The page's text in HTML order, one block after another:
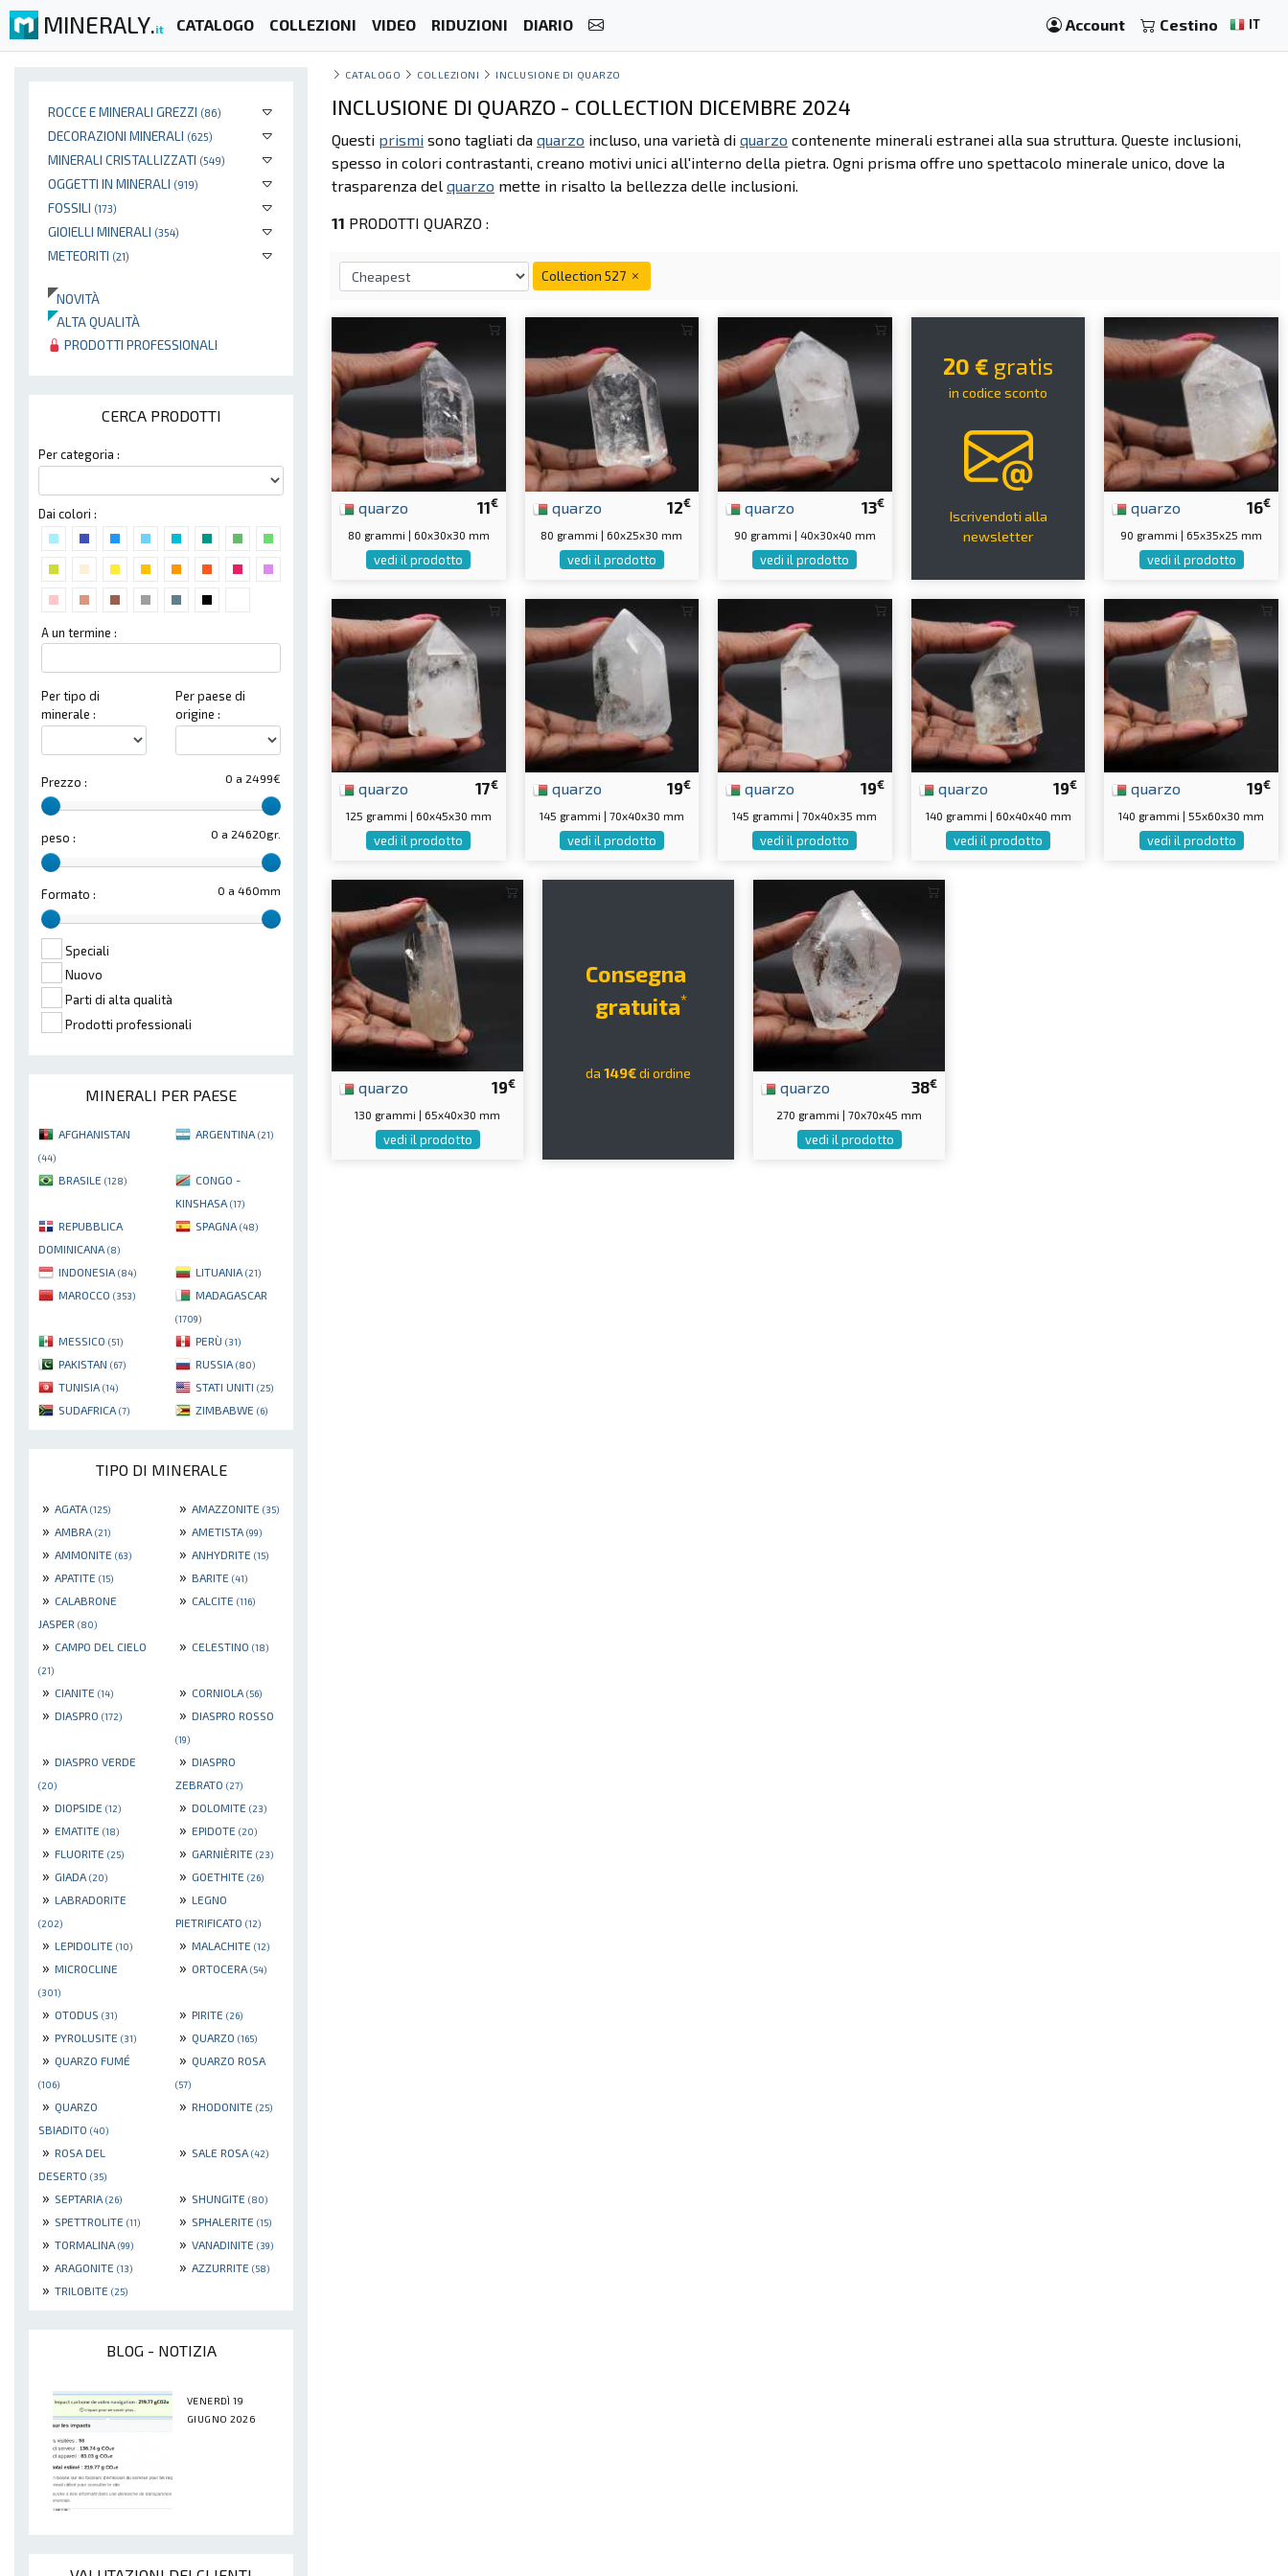
MINERALY.it CATALOGO COLLEZIONI VIDEO RIDUZIONI DIARIO Account Cestino IT
ROCCE E MINERALI GREZZI (86)
DECORAZIONI MINERALI (625)
MINERALI CRISTALLIZZATI (549)
OGGETTI IN MINERALI (919)
FOSSILI (173)
GIOIELLI MINERALI (354)
METEORITI (21)
NOVITÀ
ALTA QUALITÀ
PRODOTTI PROFESSIONALI
CERCA PRODOTTI
Per categoria :
Dai colori :
A un termine :
Per tipo di
minerale :
Per paese di
origine :
0 a 2499€
Prezzo :
0 a 24620gr.
peso :
0 a 460mm
Formato :
Speciali
Nuovo
Parti di alta qualità
Prodotti professionali
MINERALI PER PAESE
AFGHANISTAN
(44)
ARGENTINA (21)
BRASILE (128)
CONGO -
KINSHASA (17)
REPUBBLICA
DOMINICANA (8)
SPAGNA (48)
INDONESIA (84) LITUANIA (21)
MAROCCO (353) MADAGASCAR
(1709)
MESSICO (51) PERÙ (31)
PAKISTAN (67) RUSSIA (80)
TUNISIA (14) STATI UNITI (25)
SUDAFRICA (7) ZIMBABWE (6)
TIPO DI MINERALE
» AGATA (125) » AMAZZONITE (35)
» AMBRA (21) » AMETISTA (99)
» AMMONITE (63) » ANHYDRITE (15)
» APATITE (15) » BARITE (41)
» CALABRONE
JASPER (80)
» CALCITE (116)
» CAMPO DEL CIELO
(21)
» CELESTINO (18)
» CIANITE (14) » CORNIOLA (56)
» DIASPRO (172) » DIASPRO ROSSO
(19)
» DIASPRO VERDE
(20)
» DIASPRO
ZEBRATO (27)
» DIOPSIDE (12) » DOLOMITE (23)
» EMATITE (18) » EPIDOTE (20)
» FLUORITE (25) » GARNIÈRITE (23)
» GIADA (20) » GOETHITE (26)
» LABRADORITE
(202)
» LEGNO
PIETRIFICATO (12)
» LEPIDOLITE (10) » MALACHITE (12)
» MICROCLINE
(301)
» ORTOCERA (54)
» OTODUS (31) » PIRITE (26)
» PYROLUSITE (31) » QUARZO (165)
» QUARZO FUMÉ
(106)
» QUARZO ROSA
(57)
» QUARZO
SBIADITO (40)
» RHODONITE (25)
» ROSA DEL
DESERTO (35)
» SALE ROSA (42)
» SEPTARIA (26) » SHUNGITE (80)
» SPETTROLITE (11) » SPHALERITE (15)
» TORMALINA (99) » VANADINITE (39)
» ARAGONITE (13) » AZZURRITE (58)
» TRILOBITE (25)
BLOG - NOTIZIA
VENERDÌ 19
GIUGNO 2026
CATALOGO COLLEZIONI INCLUSIONE DI QUARZO
INCLUSIONE DI QUARZO - COLLECTION DICEMBRE 2024
Questi prismi sono tagliati da quarzo incluso, una varietà di quarzo contenente minerali estranei alla sua struttura. Queste inclusioni,
spesso in colori contrastanti, creano motivi unici all'interno della pietra. Ogni prisma offre uno spettacolo minerale unico, dove la
trasparenza del quarzo mette in risalto la bellezza delle inclusioni.
11 PRODOTTI QUARZO :
Collection 527
11€
quarzo
80 grammi | 60x30x30 mm
vedi il prodotto
12€
quarzo
80 grammi | 60x25x30 mm
vedi il prodotto
13€
quarzo
90 grammi | 40x30x40 mm
vedi il prodotto
20 € gratis
in codice sconto
Iscrivendoti alla
newsletter
16€
quarzo
90 grammi | 65x35x25 mm
vedi il prodotto
17€
quarzo
125 grammi | 60x45x30 mm
vedi il prodotto
19€
quarzo
145 grammi | 70x40x30 mm
vedi il prodotto
19€
quarzo
145 grammi | 70x40x35 mm
vedi il prodotto
19€
quarzo
140 grammi | 60x40x40 mm
vedi il prodotto
19€
quarzo
140 grammi | 55x60x30 mm
vedi il prodotto
19€
quarzo
130 grammi | 65x40x30 mm
vedi il prodotto
Consegna
gratuita*
da 149€di ordine
38€
quarzo
270 grammi | 70x70x45 mm
vedi il prodotto